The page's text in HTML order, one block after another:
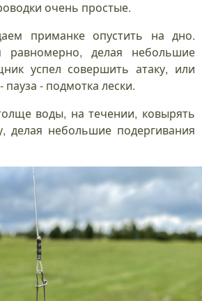
очень простые.
приманке опустить на дно.
делая небольшие
успел совершить атаку, или
- подмотка лески.
воды, на течении, ковырять
делая небольшие подергивания